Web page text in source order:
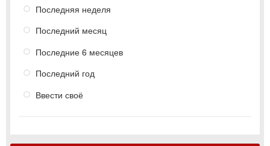
Последняя неделя
Последний месяц
Последние 6 месяцев
Последний год
Ввести своё